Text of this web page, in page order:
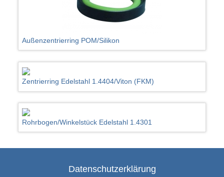
Außenzentrierring POM/Silikon
Zentrierring Edelstahl 1.4404/Viton (FKM)
Rohrbogen/Winkelstück Edelstahl 1.4301
Datenschutzerklärung